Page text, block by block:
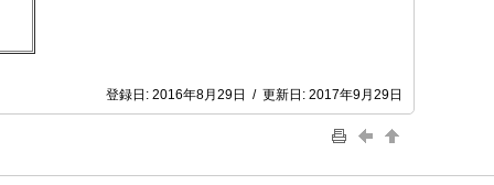
登録日: 2016年8月29日 / 更新日: 2017年9月29日